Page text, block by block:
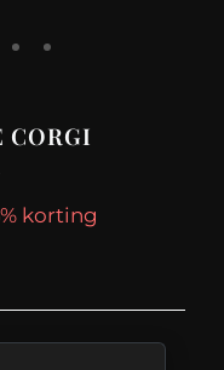
CORGI
korting